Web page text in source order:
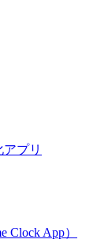
プリ
Clock App）